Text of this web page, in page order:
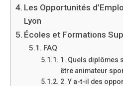
Les Opportunités
Lyon
Écoles et Formations
FAQ
1. Quels diplômes
être animateur
2. Y a-t-il des